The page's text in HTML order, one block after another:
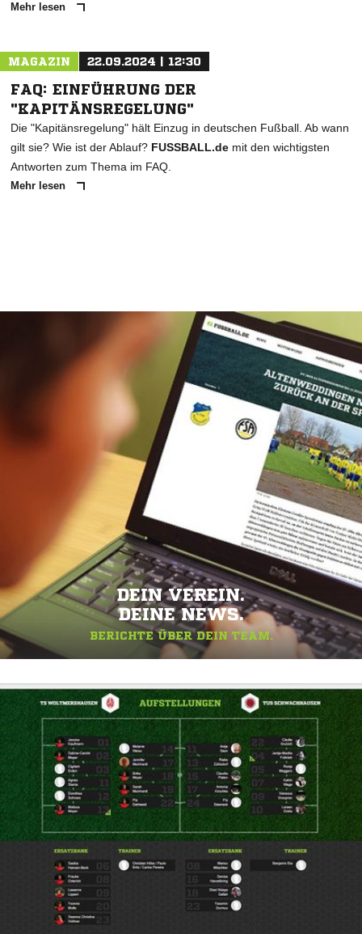
Mehr lesen
MAGAZIN 22.09.2024 | 12:30
FAQ: EINFÜHRUNG DER
"KAPITÄNSREGELUNG"
Die "Kapitänsregelung" hält Einzug in deutschen Fußball. Ab wann
gilt sie? Wie ist der Ablauf? FUSSBALL.de mit den wichtigsten
Antworten zum Thema im FAQ.
Mehr lesen
DEIN VEREIN.
DEINE NEWS.
BERICHTE ÜBER DEIN TEAM.